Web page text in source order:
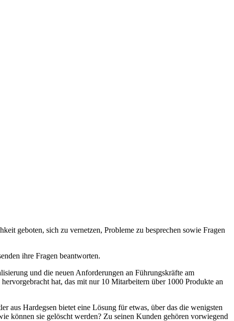
geboten, sich zu vernetzen, Probleme zu besprechen sowie Fragen
ihre Fragen beantworten.
und die neuen Anforderungen an Führungskräfte am
hat, das mit nur 10 Mitarbeitern über 1000 Produkte an
aus Hardegsen bietet eine Lösung für etwas, über das die wenigsten
können sie gelöscht werden? Zu seinen Kunden gehören vorwiegend